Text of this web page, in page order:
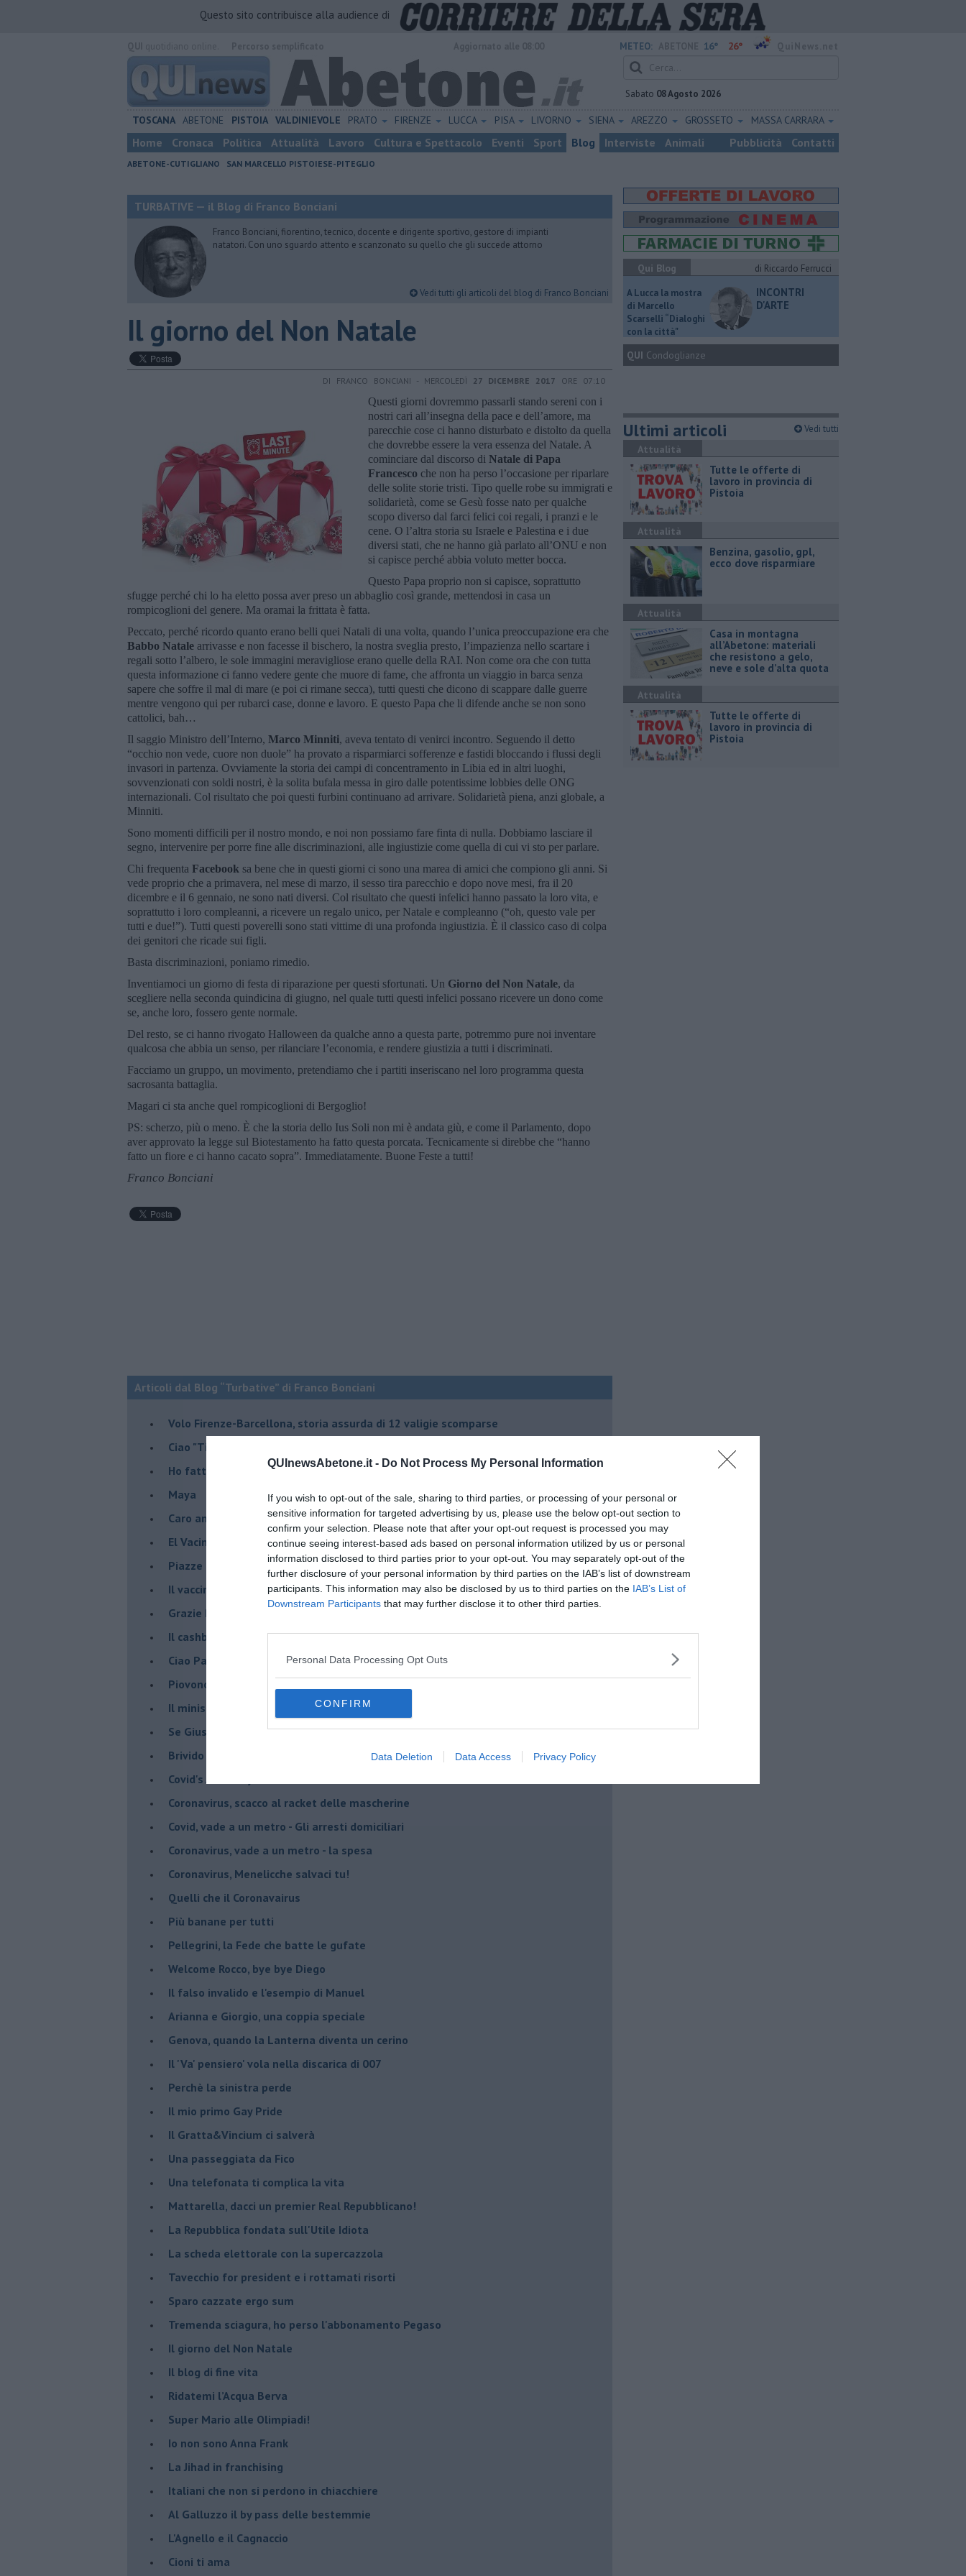
QUInewsAbetone.it - Do Not Process My Personal Information
If you wish to opt-out of the sale, sharing to third parties, or processing of your personal or
sensitive information for targeted advertising by us, please use the below opt-out section to
confirm your selection. Please note that after your opt-out request is processed you may
continue seeing interest-based ads based on personal information utilized by us or personal
information disclosed to third parties prior to your opt-out. You may separately opt-out of the
further disclosure of your personal information by third parties on the IAB’s list of downstream
participants. This information may also be disclosed by us to third parties on the IAB’s List of
Downstream Participants that may further disclose it to other third parties.
Personal Data Processing Opt Outs
CONFIRM
Data Deletion Data Access Privacy Policy
Questo sito contribuisce alla audience di
METEO: 16° 26°
Sabato 08 Agosto 2026
TOSCANA ABETONE PISTOIA VALDINIEVOLE PRATO FIRENZE LUCCA PISA LIVORNO SIENA AREZZO GROSSETO MASSA CARRARA
Home Cronaca Politica Attualità Lavoro Cultura e Spettacolo Eventi Sport Blog Interviste Animali Pubblicità Contatti
ABETONE-CUTIGLIANO SAN MARCELLO PISTOIESE-PITEGLIO
TURBATIVE — il Blog di Franco Bonciani
Franco Bonciani, fiorentino, tecnico, docente e dirigente sportivo, gestore di impianti
natatori. Con uno sguardo attento e scanzonato su quello che gli succede attorno
Vedi tutti gli articoli del blog di Franco Bonciani
Il giorno del Non Natale
DI FRANCO BONCIANI - MERCOLEDÌ 27 DICEMBRE 2017 ORE 07:10
Questi giorni dovremmo passarli stando sereni con i
nostri cari all’insegna della pace e dell’amore, ma
parecchie cose ci hanno disturbato e distolto da quella
che dovrebbe essere la vera essenza del Natale. A
cominciare dal discorso di Natale di Papa
Francesco che non ha perso l’occasione per riparlare
delle solite storie tristi. Tipo quelle robe su immigrati e
solidarietà, come se Gesù fosse nato per qualche
scopo diverso dal farci felici coi regali, i pranzi e le
cene. O l’altra storia su Israele e Palestina e i due
diversi stati, che ne hanno già parlato all’ONU e non
si capisce perché abbia voluto metter bocca.
Questo Papa proprio non si capisce, soprattutto
sfugge perché chi lo ha eletto possa aver preso un abbaglio così grande, mettendosi in casa un
rompicoglioni del genere. Ma oramai la frittata è fatta.
Peccato, perché ricordo quanto erano belli quei Natali di una volta, quando l’unica preoccupazione era che
Babbo Natale arrivasse e non facesse il bischero, la nostra sveglia presto, l’impazienza nello scartare i
regali sotto l’albero, le sole immagini meravigliose erano quelle della RAI. Non come ora che con tutta
questa informazione ci fanno vedere gente che muore di fame, che affronta un viaggio in barca senza
sapere che soffre il mal di mare (e poi ci rimane secca), tutti questi che dicono di scappare dalle guerre
mentre vengono qui per rubarci case, donne e lavoro. E questo Papa che li difende anche se non sono
cattolici, bah…
Il saggio Ministro dell’Interno, Marco Minniti, aveva tentato di venirci incontro. Seguendo il detto
“occhio non vede, cuore non duole” ha provato a risparmiarci sofferenze e fastidi bloccando i flussi degli
invasori in partenza. Ovviamente la storia dei campi di concentramento in Libia ed in altri luoghi,
sovvenzionati con soldi nostri, è la solita bufala messa in giro dalle potentissime lobbies delle ONG
internazionali. Col risultato che poi questi furbini continuano ad arrivare. Solidarietà piena, anzi globale, a
Minniti.
Sono momenti difficili per il nostro mondo, e noi non possiamo fare finta di nulla. Dobbiamo lasciare il
segno, intervenire per porre fine alle discriminazioni, alle ingiustizie come quella di cui vi sto per parlare.
Chi frequenta Facebook sa bene che in questi giorni ci sono una marea di amici che compiono gli anni. Si
vede proprio che a primavera, nel mese di marzo, il sesso tira parecchio e dopo nove mesi, fra il 20
dicembre e il 6 gennaio, ne sono nati diversi. Col risultato che questi infelici hanno passato la loro vita, e
soprattutto i loro compleanni, a ricevere un regalo unico, per Natale e compleanno (“oh, questo vale per
tutti e due!”). Tutti questi poverelli sono stati vittime di una profonda ingiustizia. È il classico caso di colpa
dei genitori che ricade sui figli.
Basta discriminazioni, poniamo rimedio.
Inventiamoci un giorno di festa di riparazione per questi sfortunati. Un Giorno del Non Natale, da
scegliere nella seconda quindicina di giugno, nel quale tutti questi infelici possano ricevere un dono come
se, anche loro, fossero gente normale.
Del resto, se ci hanno rivogato Halloween da qualche anno a questa parte, potremmo pure noi inventare
qualcosa che abbia un senso, per rilanciare l’economia, e rendere giustizia a tutti i discriminati.
Facciamo un gruppo, un movimento, pretendiamo che i partiti inseriscano nel loro programma questa
sacrosanta battaglia.
Magari ci sta anche quel rompicoglioni di Bergoglio!
PS: scherzo, più o meno. È che la storia dello Ius Soli non mi è andata giù, e come il Parlamento, dopo
aver approvato la legge sul Biotestamento ha fatto questa porcata. Tecnicamente si direbbe che “hanno
fatto un fiore e ci hanno cacato sopra”. Immediatamente. Buone Feste a tutti!
Franco Bonciani
Articoli dal Blog “Turbative” di Franco Bonciani
Volo Firenze-Barcellona, storia assurda di 12 valigie scomparse
Ciao "Titostagno", sei stato il mio eroe
Ho fatto la terza
Maya
Caro amico politico entusiasmato dalle Olimpiadi
El Vacinado
Piazze piene, piscine vuote ma che ne sanno Draghi e Speranza?
​Il vaccino contro il Covid, ci si potrà fidare?
Grazie Pablito
Il cashback ha fatto crash ma IO ho la soluzione
Ciao Patrizio
Piovono DPCM
Il ministro mi ama
Se Giuseppe Conte si veste da Giovanna d'Arco
Brivido di terrore... la chiamano semplificazione
Covid's Anatomy
Coronavirus, scacco al racket delle mascherine
Covid, vade a un metro - Gli arresti domiciliari
Coronavirus, vade a un metro - la spesa
Coronavirus, Menelicche salvaci tu!
Quelli che il Coronavairus
Più banane per tutti
Pellegrini, la Fede che batte le gufate
Welcome Rocco, bye bye Diego
Il falso invalido e l'esempio di Manuel
Arianna e Giorgio, una coppia speciale
Genova, quando la Lanterna diventa un cerino
Il 'Va' pensiero' vola nella discarica di 007
Perchè la sinistra perde
Il mio primo Gay Pride
Il Gratta&Vincium ci salverà
Una passeggiata da Fico
Una telefonata ti complica la vita
Mattarella, dacci un premier Real Repubblicano!
La Repubblica fondata sull'Utile Idiota
La scheda elettorale con la supercazzola
Tavecchio for president e i rottamati risorti
Sparo cazzate ergo sum
Tremenda sciagura, ho perso l'abbonamento Pegaso
Il giorno del Non Natale
Il blog di fine vita
​Ridatemi l’Acqua Berva
Super Mario alle Olimpiadi!
Io non sono Anna Frank
​La Jihad in franchising
Italiani che non si perdono in chiacchiere
Al Galluzzo il by pass delle bestemmie
L'Agnello e il Cagnaccio
Cioni ti ama
Qui Blog
di Riccardo Ferrucci
A Lucca la mostra
di Marcello
Scarselli “Dialoghi
con la città"
INCONTRI
D'ARTE
QUI Condoglianze
Ultimi articoli Vedi tutti
Attualità
​Tutte le offerte di
lavoro in provincia di
Pistoia
Attualità
​Benzina, gasolio, gpl,
ecco dove risparmiare
Attualità
Casa in montagna
all’Abetone: materiali
che resistono a gelo,
neve e sole d’alta quota
Attualità
​Tutte le offerte di
lavoro in provincia di
Pistoia